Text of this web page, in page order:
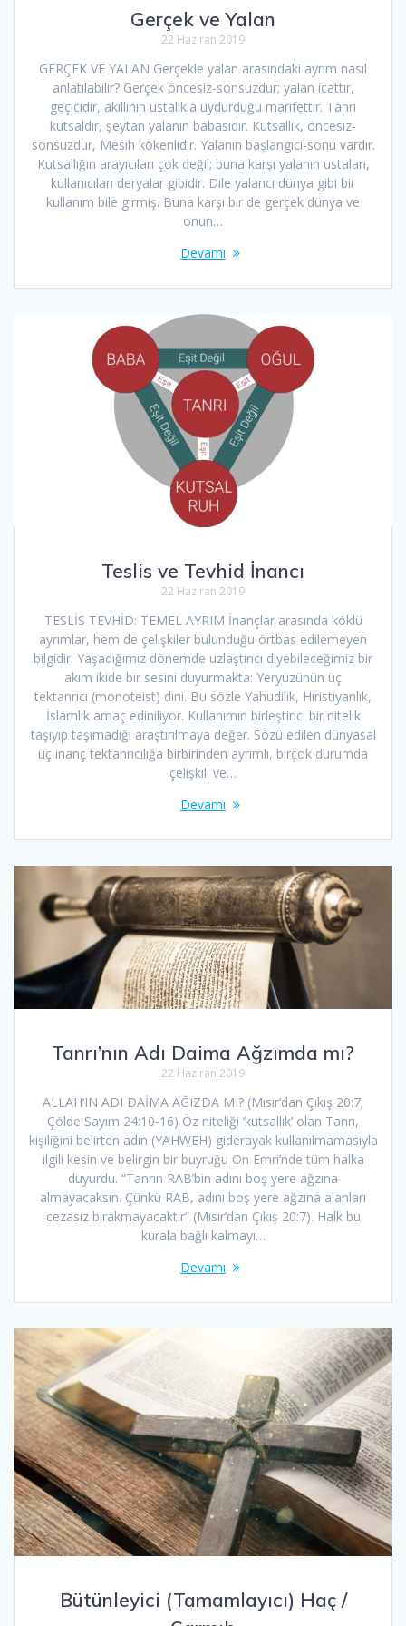
Gerçek ve Yalan
22 Haziran 2019
GERÇEK VE YALAN Gerçekle yalan arasındaki ayrım nasıl
anlatılabilir? Gerçek öncesiz-sonsuzdur; yalan icattır,
geçicidir, akıllının ustalıkla uydurduğu marifettir. Tanrı
kutsaldır, şeytan yalanın babasıdır. Kutsallık, öncesiz-
sonsuzdur, Mesih kökenlidir. Yalanın başlangıcı-sonu vardır.
Kutsallığın arayıcıları çok değil; buna karşı yalanın ustaları,
kullanıcıları deryalar gibidir. Dile yalancı dünya gibi bir
kullanım bile girmiş. Buna karşı bir de gerçek dünya ve
onun…
Devamı
Teslis ve Tevhid İnancı
22 Haziran 2019
TESLİS TEVHİD: TEMEL AYRIM İnançlar arasında köklü
ayrımlar, hem de çelişkiler bulunduğu örtbas edilemeyen
bilgidir. Yaşadığımız dönemde uzlaştırıcı diyebileceğimiz bir
akım ikide bir sesini duyurmakta: Yeryüzünün üç
tektanrıcı (monoteist) dini. Bu sözle Yahudilik, Hıristiyanlık,
İslamlık amaç ediniliyor. Kullanımın birleştirici bir nitelik
taşıyıp taşımadığı araştırılmaya değer. Sözü edilen dünyasal
üç inanç tektanrıcılığa birbirinden ayrımlı, birçok durumda
çelişkili ve…
Devamı
Tanrı’nın Adı Daima Ağzımda mı?
22 Haziran 2019
ALLAH’IN ADI DAİMA AĞIZDA MI? (Mısır’dan Çıkış 20:7;
Çölde Sayım 24:10-16) Öz niteliği ‘kutsallık’ olan Tanrı,
kişiliğini belirten adın (YAHWEH) giderayak kullanılmamasıyla
ilgili kesin ve belirgin bir buyruğu On Emri’nde tüm halka
duyurdu. “Tanrın RAB’bin adını boş yere ağzına
almayacaksın. Çünkü RAB, adını boş yere ağzına alanları
cezasız bırakmayacaktır” (Mısır’dan Çıkış 20:7). Halk bu
kurala bağlı kalmayı…
Devamı
Bütünleyici (Tamamlayıcı) Haç /